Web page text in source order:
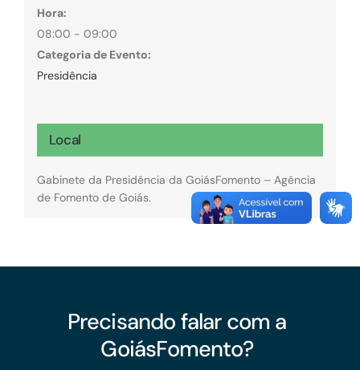
Hora:
08:00 - 09:00
Categoria de Evento:
Presidência
Local
Gabinete da Presidência da GoiásFomento – Agência
de Fomento de Goiás.
Precisando falar com a
GoiásFomento?